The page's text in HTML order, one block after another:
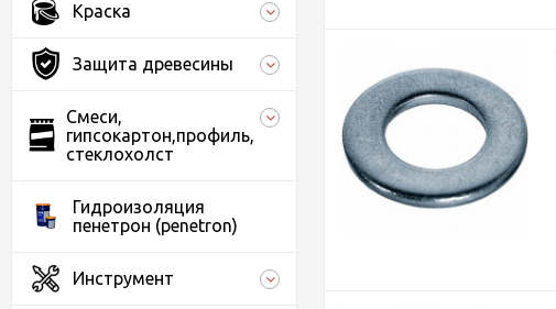
Краска
Защита древесины
Смеси,
гипсокартон,профиль,
стеклохолст
Гидроизоляция
пенетрон (penetron)
Инструмент